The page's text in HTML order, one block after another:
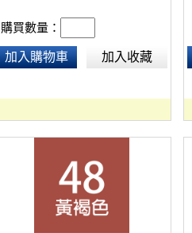
購買數量：
加入購物車 加入收藏